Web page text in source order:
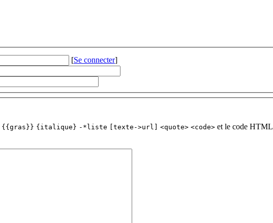
[Se connecter]
{{gras}} {italique} -*liste [texte->url] <quote> <code> et le code HTML